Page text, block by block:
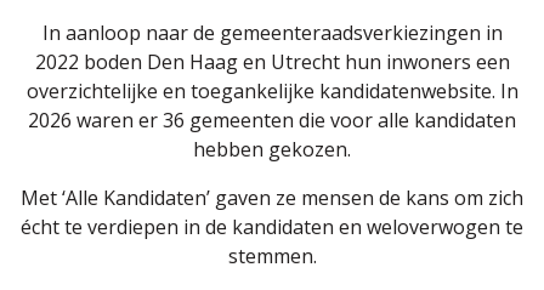
In aanloop naar de gemeenteraadsverkiezingen in
2022 boden Den Haag en Utrecht hun inwoners een
overzichtelijke en toegankelijke kandidatenwebsite. In
2026 waren er 36 gemeenten die voor alle kandidaten
hebben gekozen.
Met ‘Alle Kandidaten’ gaven ze mensen de kans om zich
écht te verdiepen in de kandidaten en weloverwogen te
stemmen.